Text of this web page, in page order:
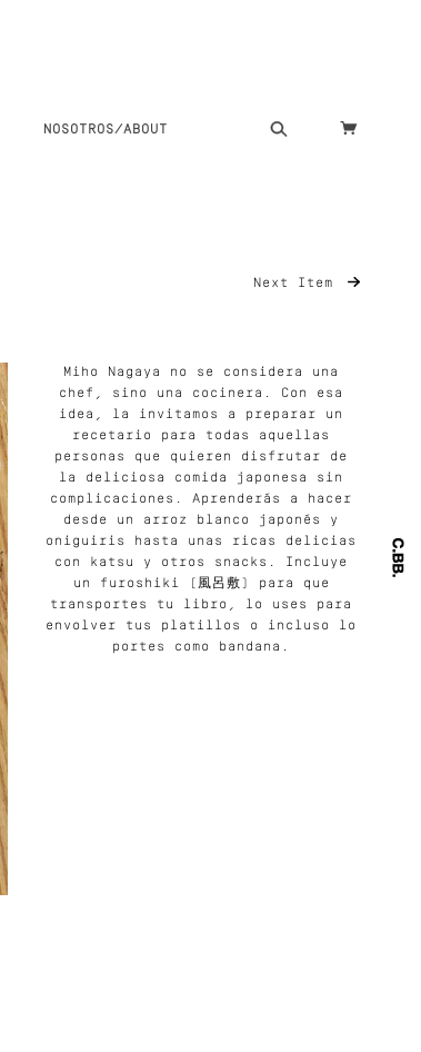
NOSOTROS/ABOUT
Next Item
Miho Nagaya no se considera una
chef, sino una cocinera. Con esa
idea, la invitamos a preparar un
recetario para todas aquellas
personas que quieren disfrutar de
la deliciosa comida japonesa sin
complicaciones. Aprenderás a hacer
desde un arroz blanco japonés y
oniguiris hasta unas ricas delicias
con katsu y otros snacks. Incluye
un furoshiki (風呂敷) para que
transportes tu libro, lo uses para
envolver tus platillos o incluso lo
portes como bandana.